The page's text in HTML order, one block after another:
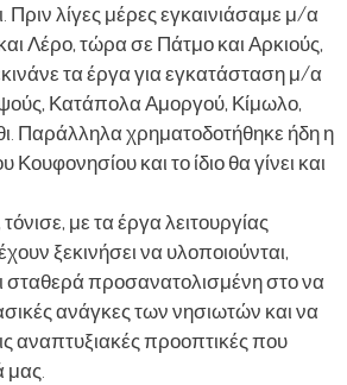
Πριν λίγες μέρες εγκαινιάσαμε μ/α
Λέρο, τώρα σε Πάτμο και Αρκιούς,
τα έργα για εγκατάσταση μ/α
Κατάπολα Αμοργού, Κίμωλο,
Παράλληλα χρηματοδοτήθηκε ήδη η
και το ίδιο θα γίνει και
με τα έργα λειτουργίας
ξεκινήσει να υλοποιούνται,
σταθερά προσανατολισμένη στο να
ανάγκες των νησιωτών και να
αναπτυξιακές προοπτικές που
μας.